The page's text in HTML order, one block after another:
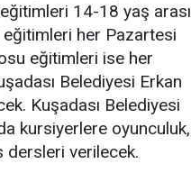
14-18 yaş arası
eğitimleri her Pazartesi
eğitimleri ise her
Belediyesi Erkan
Kuşadası Belediyesi
kursiyerlere oyunculuk,
dersleri verilecek.